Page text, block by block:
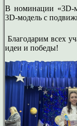
В номинации
3D‑модель с
Благодарим всех
идеи и победы!